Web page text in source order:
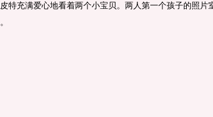
特充满爱心地看着两个小宝贝。两人第一个孩子的照片